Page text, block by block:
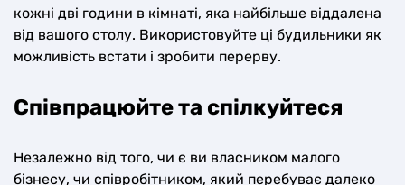
кожні дві години в кімнаті, яка найбільше віддалена
від вашого столу. Використовуйте ці будильники як
можливість встати і зробити перерву.
Співпрацюйте та спілкуйтеся
Незалежно від того, чи є ви власником малого
бізнесу, чи співробітником, який перебуває далеко